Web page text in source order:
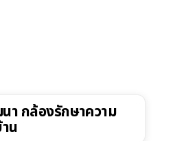
า กล้องรักษาความ
น